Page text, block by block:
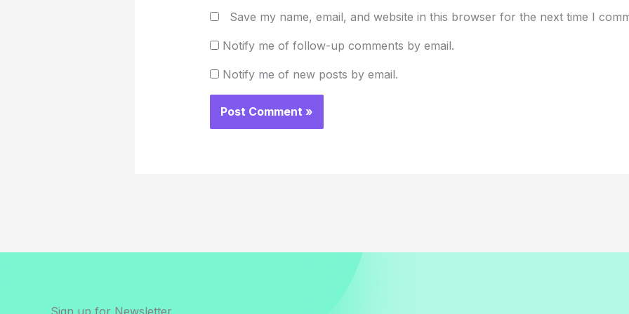
Save my name, email, and website in this browser for the next time I
Notify me of follow-up comments by email.
Notify me of new posts by email.